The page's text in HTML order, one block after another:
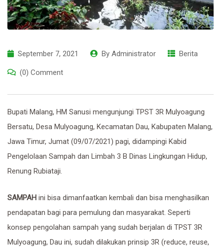
September 7, 2021 By Administrator Berita
(0) Comment
Bupati Malang, HM Sanusi mengunjungi TPST 3R Mulyoagung
Bersatu, Desa Mulyoagung, Kecamatan Dau, Kabupaten Malang,
Jawa Timur, Jumat (09/07/2021) pagi, didampingi Kabid
Pengelolaan Sampah dan Limbah 3 B Dinas Lingkungan Hidup,
Renung Rubiataji.
SAMPAH ini bisa dimanfaatkan kembali dan bisa menghasilkan
pendapatan bagi para pemulung dan masyarakat. Seperti
konsep pengolahan sampah yang sudah berjalan di TPST 3R
Mulyoagung, Dau ini, sudah dilakukan prinsip 3R (reduce, reuse,